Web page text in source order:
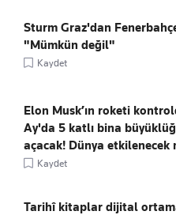
Sturm Graz'dan
"Mümkün değil"
Kaydet
Elon Musk’ın roketi
Ay'da 5 katlı bina
açacak! Dünya etkilenecek
Kaydet
Tarihî kitaplar dijital